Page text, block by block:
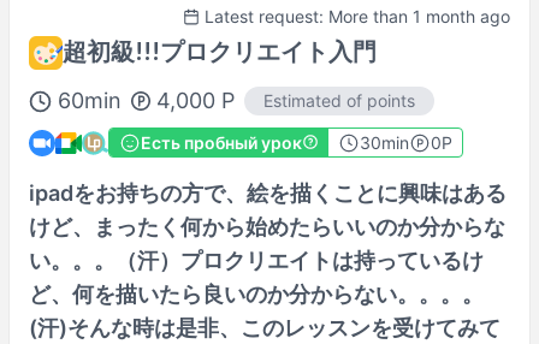
Latest request: More than 1 month ago
超初級!!!プロクリエイト入門
60min 4,000 P Estimated of points
Есть пробный урок 30min 0P
ipadをお持ちの方で、絵を描くことに興味はある
けど、まったく何から始めたらいいのか分からな
い。。。（汗）プロクリエイトは持っているけ
ど、何を描いたら良いのか分からない。。。。
(汗)そんな時は是非、このレッスンを受けてみて